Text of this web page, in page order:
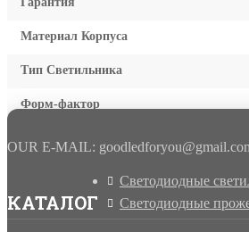
Материал Корпуса
Тип Светильника
Форм-фактор
OUR E-MAIL:
КАТАЛОГ
Светодиодные
Светодиодные